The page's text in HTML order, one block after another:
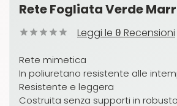
Rete Fogliata Verde
Leggi le 0 Recensioni
Rete mimetica
In poliuretano resistente alle
Resistente e leggera
Costruita senza supporti in